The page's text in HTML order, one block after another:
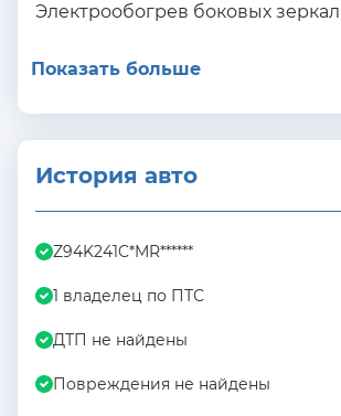
Электрообогрев боковых зеркал
Показать больше
История авто
Z94K241C*MR******
1 владелец по ПТС
ДТП не найдены
Повреждения не найдены